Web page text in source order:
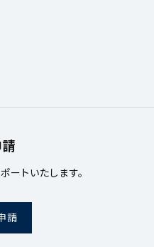
ートいたします。
請